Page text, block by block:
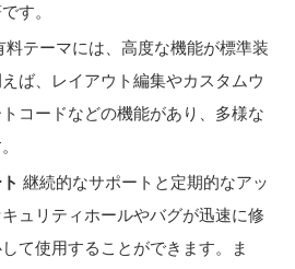
す。
テーマには、高度な機能が標準装
ば、レイアウト編集やカスタムウ
コードなどの機能があり、多様な
継続的なサポートと定期的なアッ
ュリティホールやバグが迅速に修
て使用することができます。ま